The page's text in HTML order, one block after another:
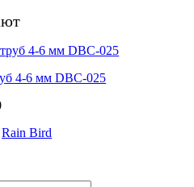
4-6 мм DBC-025
Rain Bird